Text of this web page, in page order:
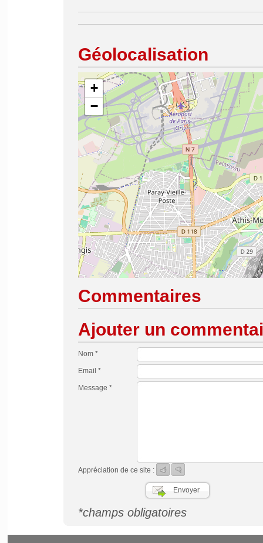
Géolocalisation
+
−
Commentaires
Ajouter un
Nom *
Email *
Message *
Appréciation de ce site :
*champs obligatoires